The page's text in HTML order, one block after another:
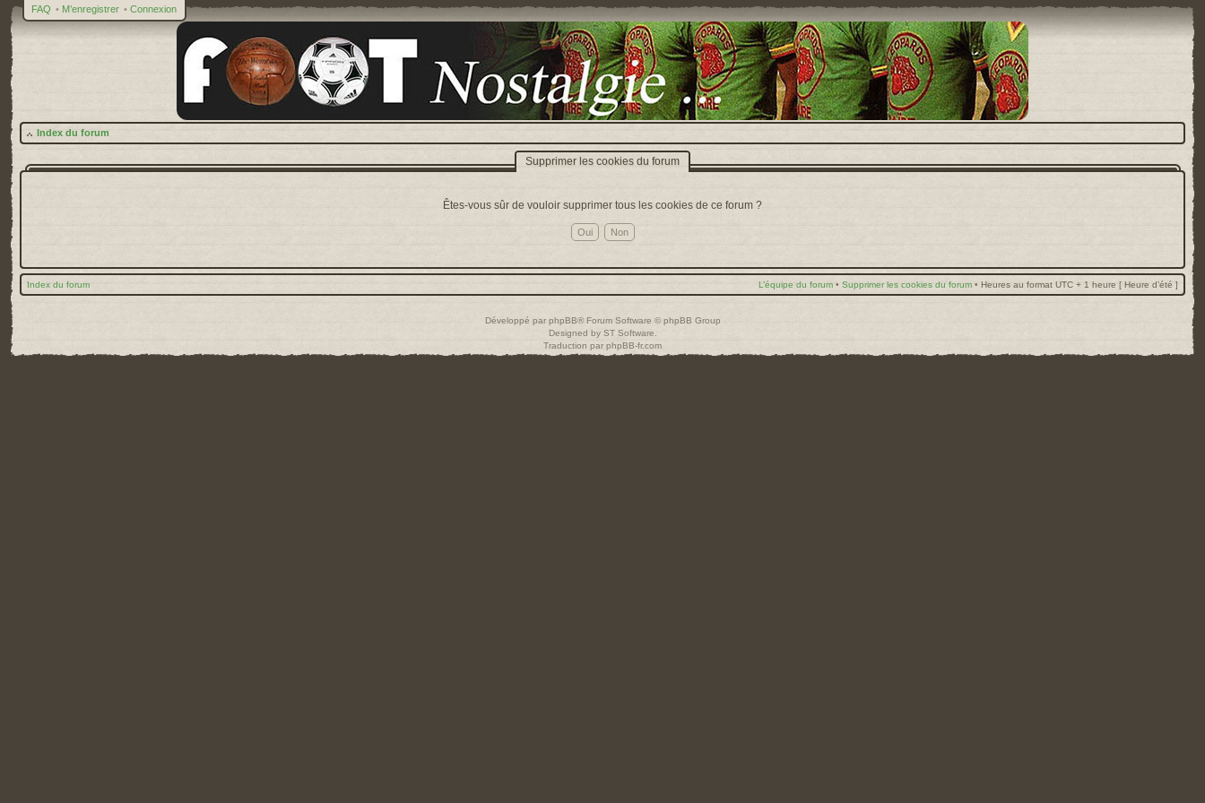
FAQ • M’enregistrer • Connexion
Index du forum
Supprimer les cookies du forum
Êtes-vous sûr de vouloir supprimer tous les cookies de ce forum ?
Index du forum L’équipe du forum • Supprimer les cookies du forum • Heures au format UTC + 1 heure [ Heure d’été ]
Développé par phpBB® Forum Software © phpBB Group
Designed by ST Software
Traduction par phpBB-fr.com